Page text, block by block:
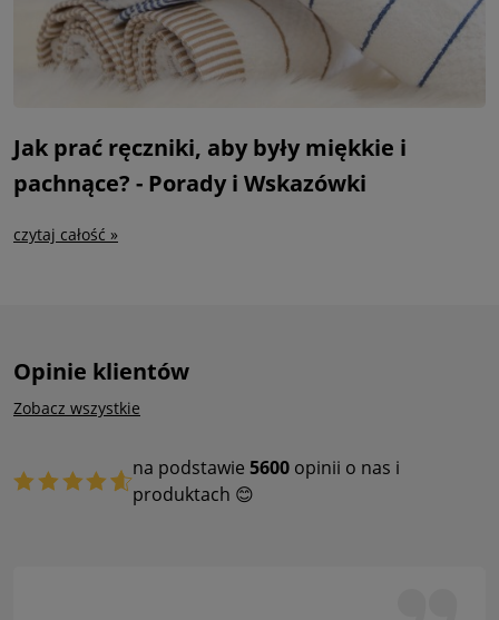
Jak prać ręczniki, aby były miękkie i
pachnące? - Porady i Wskazówki
czytaj całość »
Opinie klientów
Zobacz wszystkie
na podstawie 5600 opinii o nas i
produktach 😊